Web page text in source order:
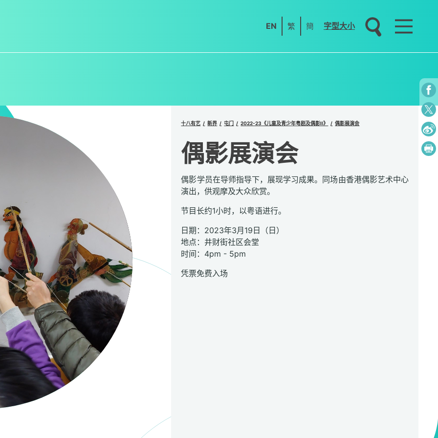
EN 繁 簡 字型大小
十八有艺 新界 屯门 2022-23《儿童及青少年粤剧及偶影II》 偶影展演会
偶影展演会
偶影学员在导师指导下，展现学习成果。同场由香港偶影艺术中心
演出，供观摩及大众欣赏。
节目长约1小时，以粤语进行。
日期：2023年3月19日（日）
地点：井财街社区会堂
时间：4pm - 5pm
凭票免费入场